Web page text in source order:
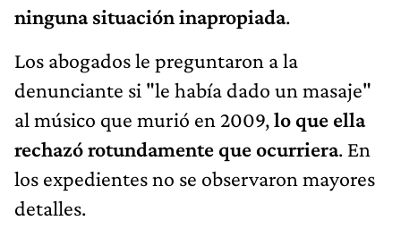
ninguna situación inapropiada.
Los abogados le preguntaron a la
denunciante si "le había dado un masaje"
al músico que murió en 2009,lo que ella
rechazó rotundamente que ocurriera. En
los expedientes no se observaron mayores
detalles.